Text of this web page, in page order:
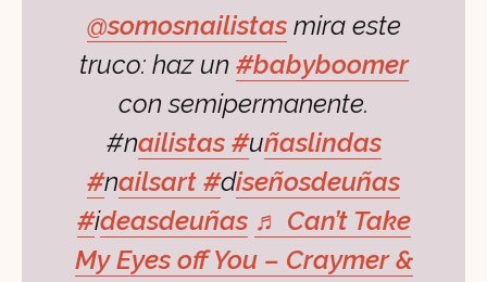
@somosnailistasmira este
truco: haz un #babyboomer
con semipermanente.
#nailistas #uñaslindas
#nailsart #diseñosdeuñas
#ideasdeuñas ♬ Can’t Take
My Eyes off You – Craymer &